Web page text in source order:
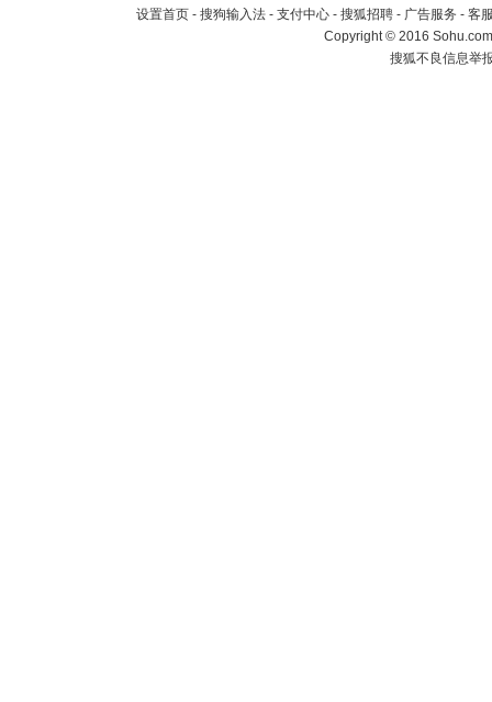
设置首页 - 搜狗输入法 - 支付中心 - 搜狐招聘 - 广告服务 - 客
Copyright©2016
搜狐不良信息举